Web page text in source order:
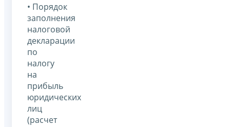
• Порядок
заполнения
налоговой
декларации
по
налогу
на
прибыль
юридических
лиц
(расчет